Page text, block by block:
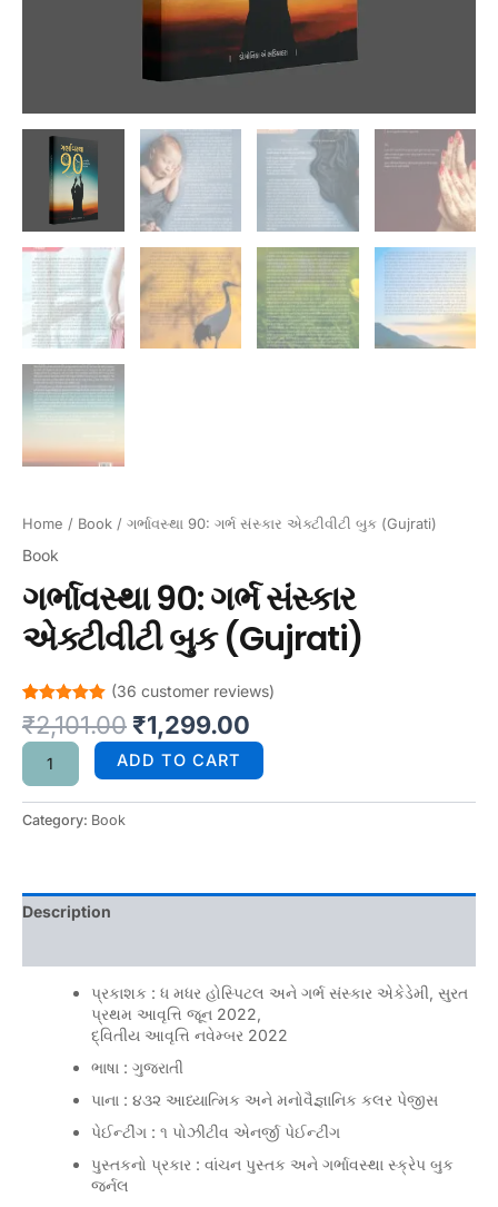
Home / Book / ગર્ભાવસ્થા 90: ગર્ભ સંસ્કાર એક્ટીવીટી બુક (Gujrati)
Book
ગર્ભાવસ્થા 90: ગર્ભ સંસ્કાર
એક્ટીવીટી બુક (Gujrati)
Rated 5.00
out of 5
based on
33
customer
ratings
(36 customer reviews)
₹2,101.00 ₹1,299.00
ADD TO CART
Category: Book
Description
પ્રકાશક : ધ મધર હોસ્પિટલ અને ગર્ભ સંસ્કાર એકેડેમી, સુરત
પ્રથમ આવૃત્તિ જૂન 2022,
દ્વિતીય આવૃત્તિ નવેમ્બર 2022
ભાષા : ગુજરાતી
પાના : ૪૩૨ આધ્યાત્મિક અને મનોવૈજ્ઞાનિક કલર પેજીસ
પેઈન્ટીંગ : ૧ પોઝીટીવ એનર્જી પેઈન્ટીંગ
પુસ્તકનો પ્રકાર : વાંચન પુસ્તક અને ગર્ભાવસ્થા સ્ક્રેપ બુક
જર્નલ